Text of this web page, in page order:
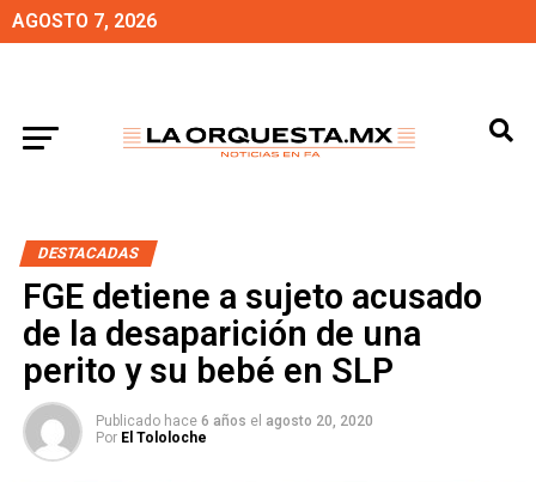
AGOSTO 7, 2026
DESTACADAS
FGE detiene a sujeto acusado
de la desaparición de una
perito y su bebé en SLP
Publicado hace 6 años el agosto 20, 2020
Por El Tololoche